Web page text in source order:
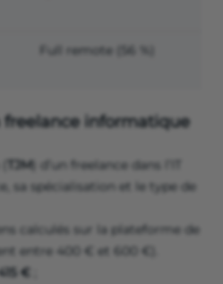
Full remote (56 %)
informatique
TJM) d’un freelance dans l’IT
sa spécialisation et le type de
calculés sur la plateforme de
entre 400 € et 600 €).
€